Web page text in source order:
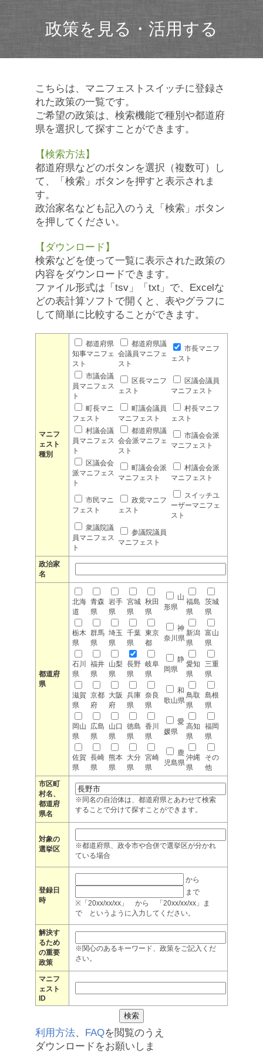
政策を見る・活用する
こちらは、マニフェストスイッチに登録さ
れた政策の一覧です。
ご希望の政策は、検索機能で種別や都道府
県を選択して探すことができます。
【検索方法】
都道府県などのボタンを選択（複数可）し
て、「検索」ボタンを押すと表示されま
す。
政治家名なども記入のうえ「検索」ボタン
を押してください。
【ダウンロード】
検索などを使って一覧に表示された政策の
内容をダウンロードできます。
ファイル形式は「tsv」「txt」で、Excelな
どの表計算ソフトで開くと、表やグラフに
して簡単に比較することができます。
マニフ
ェスト
種別
都道府県
知事マニフェ
スト
都道府県議
会議員マニフェ
スト
市長マニフ
ェスト
市議会議
員マニフェス
ト
区長マニフ
ェスト
区議会議員
マニフェスト
町長マニ
フェスト
町議会議員
マニフェスト
村長マニフ
ェスト
村議会議
員マニフェス
ト
都道府県議
会会派マニフェ
スト
市議会会派
マニフェスト
区議会会
派マニフェス
ト
町議会会派
マニフェスト
村議会会派
マニフェスト
市民マニ
フェスト
政党マニフ
ェスト
スイッチユ
ーザーマニフェ
スト
衆議院議
員マニフェス
ト
参議院議員
マニフェスト
政治家
名
都道府
県
北海
道
青森
県
岩手
県
宮城
県
秋田
県
山
形県
福島
県
茨城
県
栃木
県
群馬
県
埼玉
県
千葉
県
東京
都
神
奈川県
新潟
県
富山
県
石川
県
福井
県
山梨
県
長野
県
岐阜
県
静
岡県
愛知
県
三重
県
滋賀
県
京都
府
大阪
府
兵庫
県
奈良
県
和
歌山県
鳥取
県
島根
県
岡山
県
広島
県
山口
県
徳島
県
香川
県
愛
媛県
高知
県
福岡
県
佐賀
県
長崎
県
熊本
県
大分
県
宮崎
県
鹿
児島県
沖縄
県
その
他
市区町
村名、
都道府
県名
※同名の自治体は、都道府県とあわせて検索
することで分けて探すことができます。
対象の
選挙区
※都道府県、政令市や合併で選挙区が分かれ
ている場合
登録日
時
から
まで
※「20xx/xx/xx」 から 「20xx/xx/xx」ま
で というように入力してください。
解決す
るため
の重要
政策
※関心のあるキーワード、政策をご記入くだ
さい。
マニフ
ェスト
ID
利用方法、 FAQを閲覧のうえ
ダウンロードをお願いしま